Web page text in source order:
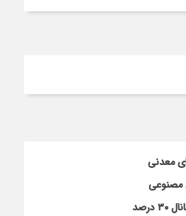
معدنی
مصنوعی